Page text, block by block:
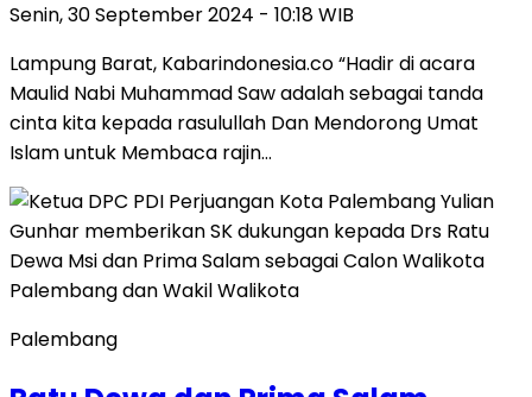
Senin, 30 September 2024 - 10:18 WIB
Lampung Barat, Kabarindonesia.co “Hadir di acara
Maulid Nabi Muhammad Saw adalah sebagai tanda
cinta kita kepada rasulullah Dan Mendorong Umat
Islam untuk Membaca rajin…
Palembang